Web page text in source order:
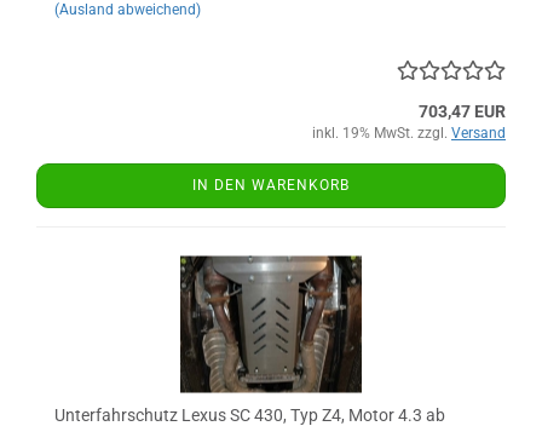
(Ausland abweichend)
703,47 EUR
inkl. 19% MwSt. zzgl. Versand
IN DEN WARENKORB
Unterfahrschutz Lexus SC 430, Typ Z4, Motor 4.3 ab